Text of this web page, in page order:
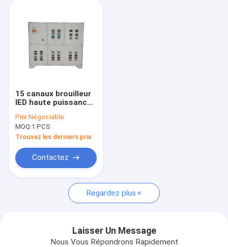
15 canaux brouilleur
IED haute puissance
sortie de 1135 W et
fréquence de bande
complète de 20 MHz
- 6 GHz
Prix:Négociable
MOQ:1 PCS
Trouvez les derniers prix
Contactez
Regardez plus
Laisser Un Message
Nous Vous Répondrons Rapidement